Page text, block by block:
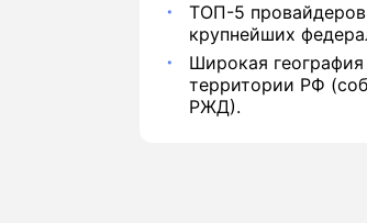
ТОП-5
крупнейших
Широкая
территории РФ
РЖД).